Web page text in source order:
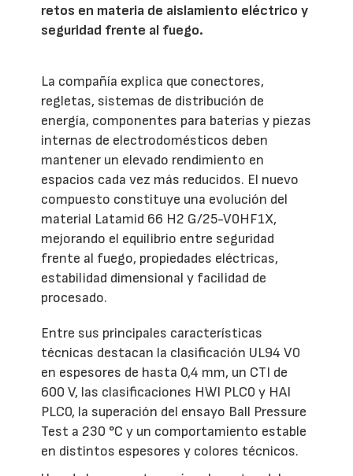
retos en materia de aislamiento eléctrico y
seguridad frente al fuego.
La compañía explica que conectores,
regletas, sistemas de distribución de
energía, componentes para baterías y piezas
internas de electrodomésticos deben
mantener un elevado rendimiento en
espacios cada vez más reducidos. El nuevo
compuesto constituye una evolución del
material Latamid 66 H2 G/25-V0HF1X,
mejorando el equilibrio entre seguridad
frente al fuego, propiedades eléctricas,
estabilidad dimensional y facilidad de
procesado.
Entre sus principales características
técnicas destacan la clasificación UL94 V0
en espesores de hasta 0,4 mm, un CTI de
600 V, las clasificaciones HWI PLC0 y HAI
PLC0, la superación del ensayo Ball Pressure
Test a 230 °C y un comportamiento estable
en distintos espesores y colores técnicos.